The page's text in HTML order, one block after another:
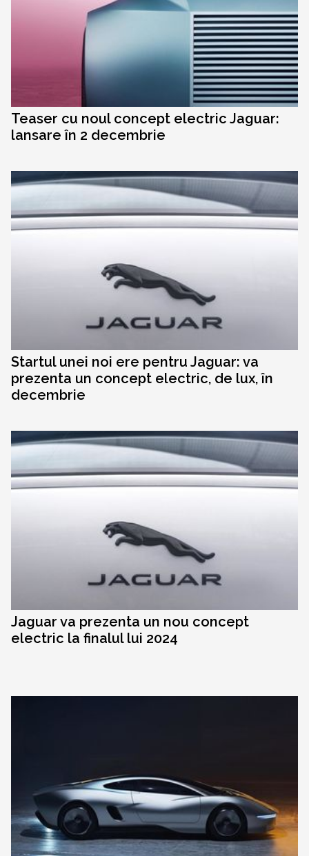
Teaser cu noul concept electric Jaguar:
lansare în 2 decembrie
Startul unei noi ere pentru Jaguar: va
prezenta un concept electric, de lux, în
decembrie
Jaguar va prezenta un nou concept
electric la finalul lui 2024